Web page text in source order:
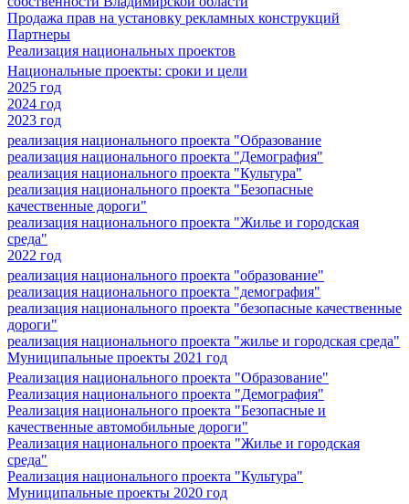
Продажа прав на установку рекламных конструкций
Партнеры
Реализация национальных проектов
Национальные проекты: сроки и цели
2025 год
2024 год
2023 год
реализация национального проекта "Образование
реализация национального проекта "Демография"
реализация национального проекта "Культура"
реализация национального проекта "Безопасные
качественные дороги"
реализация национального проекта "Жилье и городская
среда"
2022 год
реализация национального проекта "образование"
реализация национального проекта "демография"
реализация национального проекта "безопасные качественные
дороги"
реализация национального проекта "жилье и городская среда"
Муниципальные проекты 2021 год
Реализация национального проекта "Образование"
Реализация национального проекта "Демография"
Реализация национального проекта "Безопасные и
качественные автомобильные дороги"
Реализация национального проекта "Жилье и городская
среда"
Реализация национального проекта "Культура"
Муниципальные проекты 2020 год